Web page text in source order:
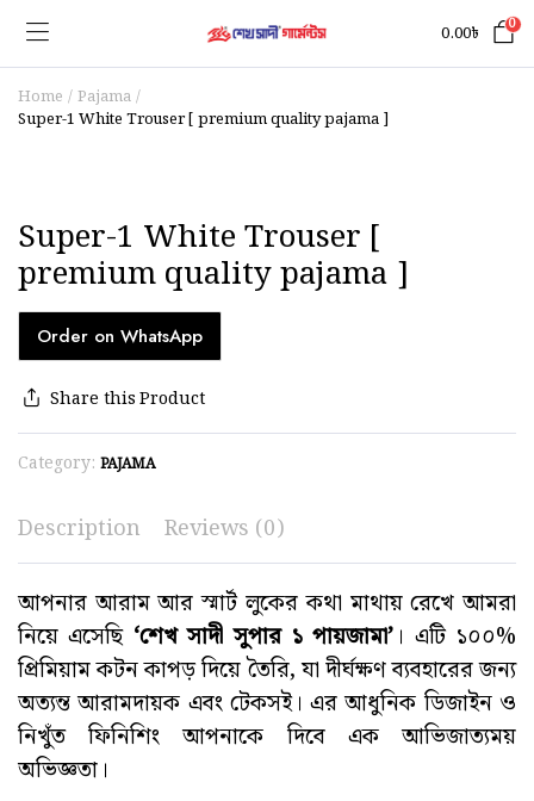
0.00৳ 0
Home
Pajama
Super-1 White Trouser [ premium quality pajama ]
Super-1 White Trouser [
premium quality pajama ]
Order on WhatsApp
Share this Product
Category: PAJAMA
Description Reviews (0)
আপনার আরাম আর স্মার্ট লুকের কথা মাথায় রেখে আমরা
নিয়ে এসেছি ‘শেখ সাদী সুপার ১ পায়জামা’। এটি ১০০%
প্রিমিয়াম কটন কাপড় দিয়ে তৈরি, যা দীর্ঘক্ষণ ব্যবহারের জন্য
অত্যন্ত আরামদায়ক এবং টেকসই। এর আধুনিক ডিজাইন ও
নিখুঁত ফিনিশিং আপনাকে দিবে এক আভিজাত্যময়
অভিজ্ঞতা।